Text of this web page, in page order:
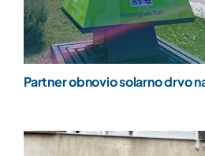
Partner obnovio solarno drvo